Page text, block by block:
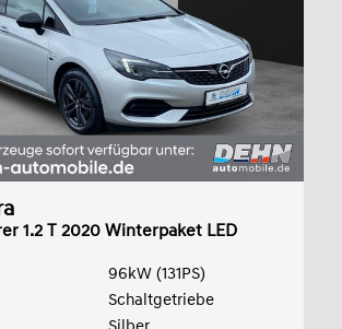
1.2 T 2020 Winterpaket LED
96kW (131PS)
Schaltgetriebe